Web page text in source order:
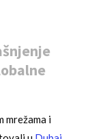
mrežama i